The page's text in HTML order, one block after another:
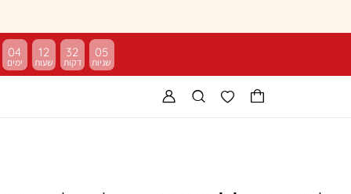
04 12 32 04